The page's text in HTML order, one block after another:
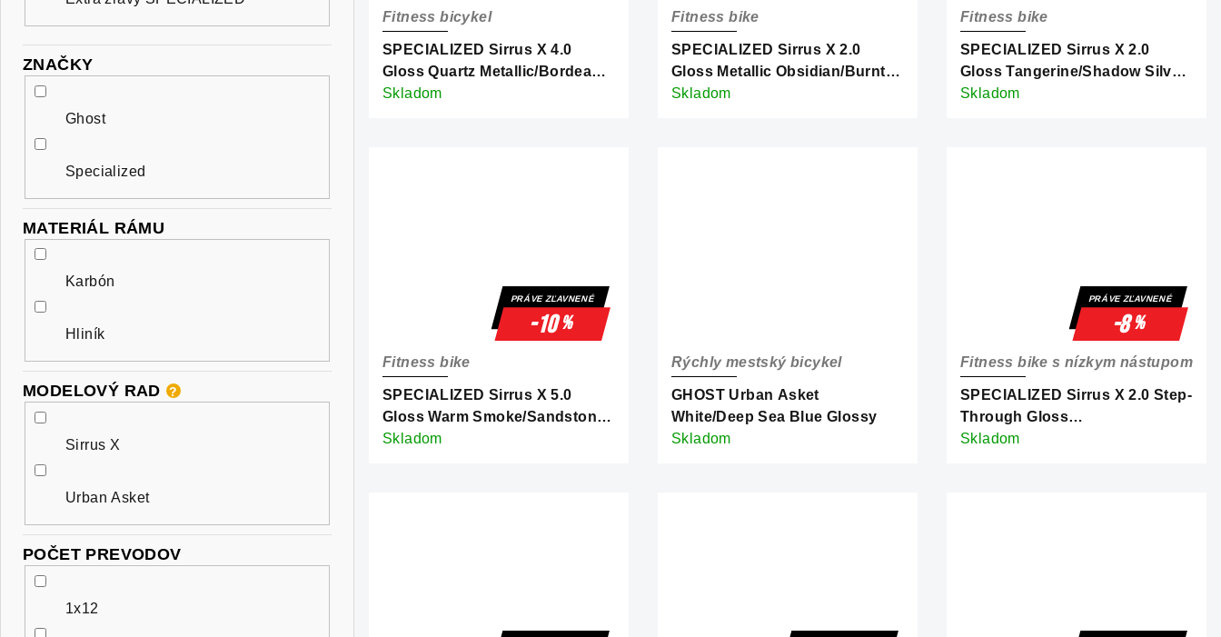
ZNAČKY
Ghost
Specialized
MATERIÁL RÁMU
Karbón
Hliník
MODELOVÝ RAD ?
Sirrus X
Urban Asket
POČET PREVODOV
1x12
o
d
u
o
d
SPECIALIZED Sirrus X 4.0
Gloss Quartz Metallic/Bordeaux
Metallic Frost Reflective
Fitness bicykel
Skladom
SPECIALIZED Sirrus X 2.0
Gloss Metallic Obsidian/Burnt
Gold Metallic Frost Reflective
Fitness bike
Skladom
SPECIALIZED Sirrus X 2.0
Gloss Tangerine/Shadow Silver
Frost Reflective
Fitness bike
Skladom
PRÁVE ZĽAVNENÉ
-10%
SPECIALIZED Sirrus X 5.0
Gloss Warm Smoke/Sandstone
Metallic Frost Reflective
Fitness bike
Skladom
GHOST Urban Asket
White/Deep Sea Blue Glossy
Rýchly mestský bicykel
Skladom
PRÁVE ZĽAVNENÉ
-8%
SPECIALIZED Sirrus X 2.0 Step-
Through Gloss
Tangerine/Shadow Silver Frost
Fitness bike s nízkym nástupom
Skladom